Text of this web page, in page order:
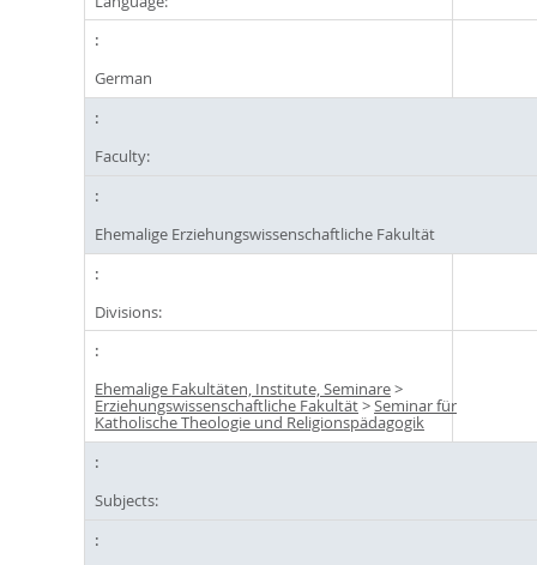
German
Faculty:
Ehemalige Erziehungswissenschaftliche Fakultät
Divisions:
Ehemalige Fakultäten, Institute, Seminare>
Erziehungswissenschaftliche Fakultät>Seminar für
Katholische Theologie und Religionspädagogik
Subjects: